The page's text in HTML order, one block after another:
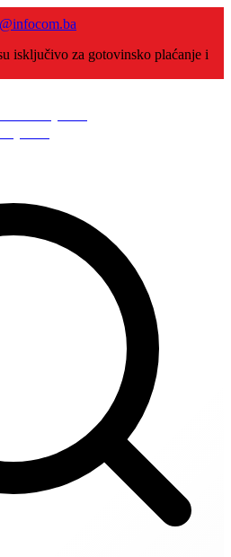
isključivo za gotovinsko plaćanje i